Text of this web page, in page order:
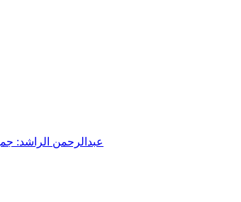
عبدالرحمن الراشد: